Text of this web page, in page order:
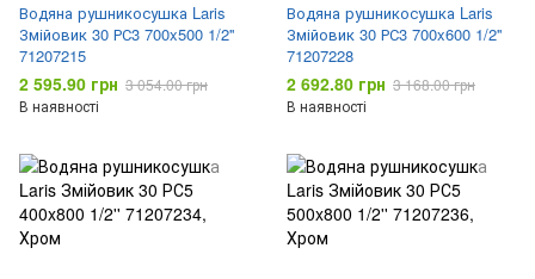
Водяна рушникосушка Laris
Змійовик 30 РС3 700x500 1/2''
71207215
2 595.90 грн 3 054.00 грн
В наявності
Водяна рушникосушка Laris
Змійовик 30 РС3 700x600 1/2''
71207228
2 692.80 грн 3 168.00 грн
В наявності